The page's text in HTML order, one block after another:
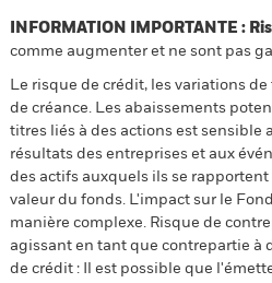
INFORMATION IMPORTANTE :
comme augmenter et ne sont pas
Le risque de crédit, les variations
de créance. Les abaissements
titres liés à des actions est
résultats des entreprises et aux
des actifs auxquels ils se
valeur du fonds. L'impact sur le
manière complexe. Risque de
agissant en tant que contrepartie à
de crédit : Il est possible que